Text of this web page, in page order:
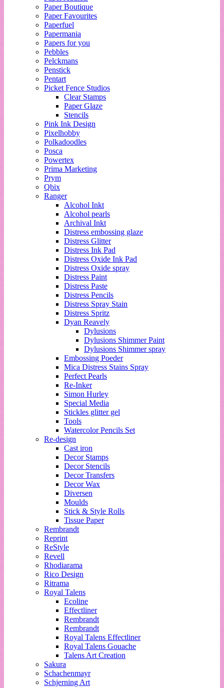
Paper Boutique
Paper Favourites
Paperfuel
Papermania
Papers for you
Pebbles
Pelckmans
Penstick
Pentart
Picket Fence Studios
Clear Stamps
Paper Glaze
Stencils
Pink Ink Design
Pixelhobby
Polkadoodles
Posca
Powertex
Prima Marketing
Prym
Qbix
Ranger
Alcohol Inkt
Alcohol pearls
Archival Inkt
Distress embossing glaze
Distress Glitter
Distress Ink Pad
Distress Oxide Ink Pad
Distress Oxide spray
Distress Paint
Distress Paste
Distress Pencils
Distress Spray Stain
Distress Spritz
Dyan Reavely
Dylusions
Dylusions Shimmer Paint
Dylusions Shimmer spray
Embossing Poeder
Mica Distress Stains Spray
Perfect Pearls
Re-Inker
Simon Hurley
Special Media
Stickles glitter gel
Tools
Watercolor Pencils Set
Re-design
Cast iron
Decor Stamps
Decor Stencils
Decor Transfers
Decor Wax
Diversen
Moulds
Stick & Style Rolls
Tissue Paper
Rembrandt
Reprint
ReStyle
Revell
Rhodiarama
Rico Design
Ritrama
Royal Talens
Ecoline
Effectliner
Rembrandt
Rembrandt
Royal Talens Effectliner
Royal Talens Gouache
Talens Art Creation
Sakura
Schachenmayr
Schjerning Art